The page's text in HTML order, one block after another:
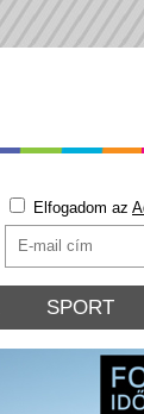
Elfogadom az
SPORT